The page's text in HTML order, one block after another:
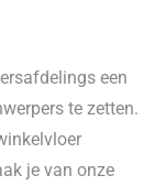
een
te zetten.
je van onze